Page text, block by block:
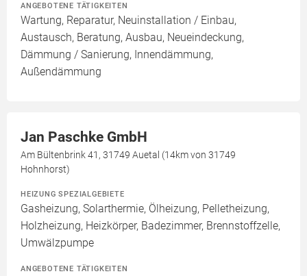
ANGEBOTENE TÄTIGKEITEN
Wartung, Reparatur, Neuinstallation / Einbau,
Austausch, Beratung, Ausbau, Neueindeckung,
Dämmung / Sanierung, Innendämmung,
Außendämmung
Jan Paschke GmbH
Am Bültenbrink 41, 31749 Auetal (14km von 31749
Hohnhorst)
HEIZUNG SPEZIALGEBIETE
Gasheizung, Solarthermie, Ölheizung, Pelletheizung,
Holzheizung, Heizkörper, Badezimmer, Brennstoffzelle,
Umwälzpumpe
ANGEBOTENE TÄTIGKEITEN